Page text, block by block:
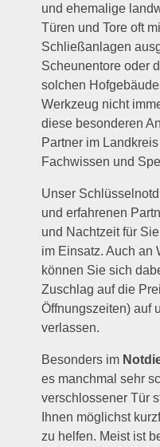
und ehemalige
Türen und Tore oft
Schließanlagen
Scheunentore oder
solchen
Werkzeug nicht
diese besonderen
Partner im
Fachwissen und
Unser
und erfahrenen
und Nachtzeit für
im Einsatz. Auch an
können Sie sich
Zuschlag auf die
Öffnungszeiten) auf
verlassen.
Besonders im
es manchmal sehr
verschlossener Tür
Ihnen möglichst
zu helfen. Meist ist